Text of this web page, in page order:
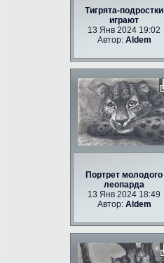
Тигрята-подростки
играют
13 Янв 2024 19:02
Автор: Aldem
Портрет молодого
леопарда
13 Янв 2024 18:49
Автор: Aldem